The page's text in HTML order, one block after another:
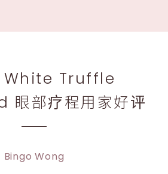
White Truffle
部疗程用家好评
Bingo Wong